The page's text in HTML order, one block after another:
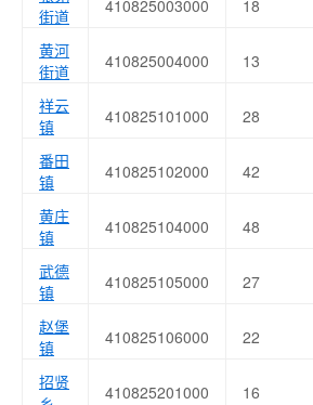
街道
410825003000 18
黄河
街道
410825004000 13
祥云
镇
410825101000 28
番田
镇
410825102000 42
黄庄
镇
410825104000 48
武德
镇
410825105000 27
赵堡
镇
410825106000 22
招贤
410825201000 16